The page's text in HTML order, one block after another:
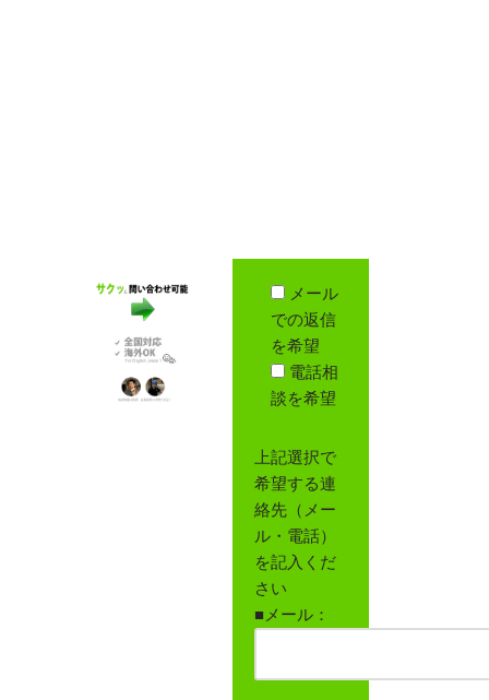
メール
での返信
を希望
電話相
談を希望
上記選択で
希望する連
絡先（メー
ル・電話）
を記入くだ
さい
■メール：